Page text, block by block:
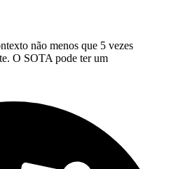
não menos que 5 vezes
O SOTA pode ter um